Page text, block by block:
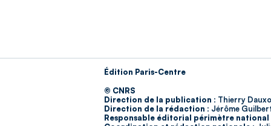
Édition Paris-Centre
© CNRS
Direction de la publication : Thierry
Direction de la rédaction : Jérôme
Responsable éditorial périmètre national